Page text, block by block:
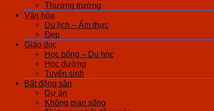
Thương trường
Văn hóa
Du lịch – Ẩm thực
Đẹp
Giáo dục
Học bổng – Du học
Học đường
Tuyển sinh
Bất động sản
Dự án
Không gian sống